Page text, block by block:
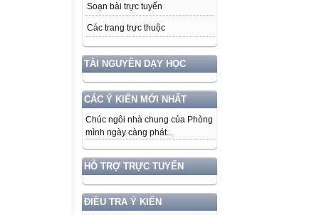
Soạn bài trực tuyến
Các trang trực thuộc
TÀI NGUYÊN DẠY HỌC
CÁC Ý KIẾN MỚI NHẤT
Chúc ngôi nhà chung của Phòng
mình ngày càng phát...
HỖ TRỢ TRỰC TUYẾN
ĐIỀU TRA Ý KIẾN